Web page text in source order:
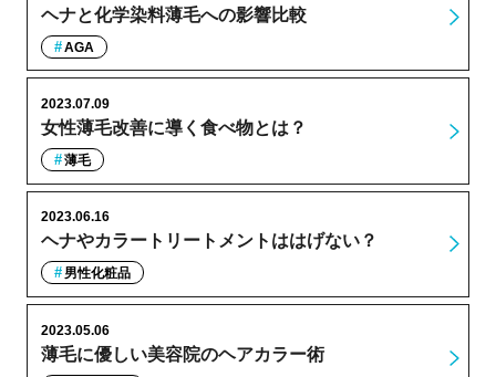
ヘナと化学染料薄毛への影響比較
AGA
女性薄毛改善に導く食べ物とは？
2023.07.09
薄毛
ヘナやカラートリートメントははげない？
2023.06.16
男性化粧品
薄毛に優しい美容院のヘアカラー術
2023.05.06